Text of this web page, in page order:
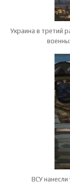
Украина в третий
ВСУ